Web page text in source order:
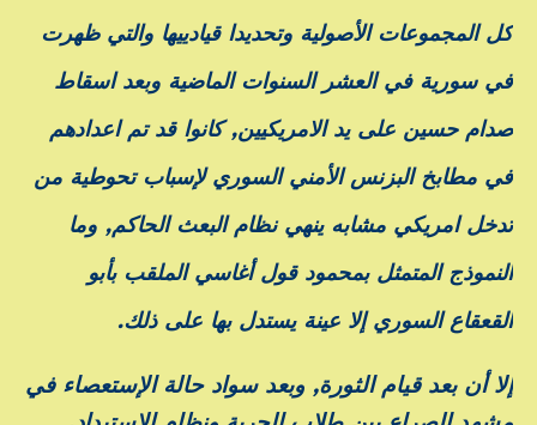
كل المجموعات الأصولية وتحديدا قيادييها والتي ظهرت
في سورية في العشر السنوات الماضية وبعد اسقاط
صدام حسين على يد الامريكيين, كانوا قد تم اعدادهم
في مطابخ البزنس الأمني السوري لإسباب تحوطية من
تدخل امريكي مشابه ينهي نظام البعث الحاكم, وما
النموذج المتمثل بمحمود قول أغاسي الملقب بأبو
القعقاع السوري إلا عينة يستدل بها على ذلك.
إلا أن بعد قيام الثورة, وبعد سواد حالة الإستعصاء في